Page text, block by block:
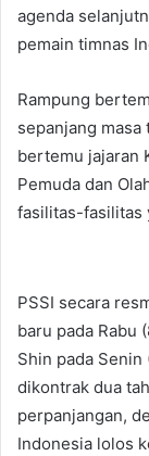
agenda
pemain timnas
Rampung
sepanjang masa
bertemu jajaran
Pemuda dan
fasilitas-fasilitas
PSSI secara
baru pada Rabu
Shin pada Senin
dikontrak dua
perpanjangan,
Indonesia lolos